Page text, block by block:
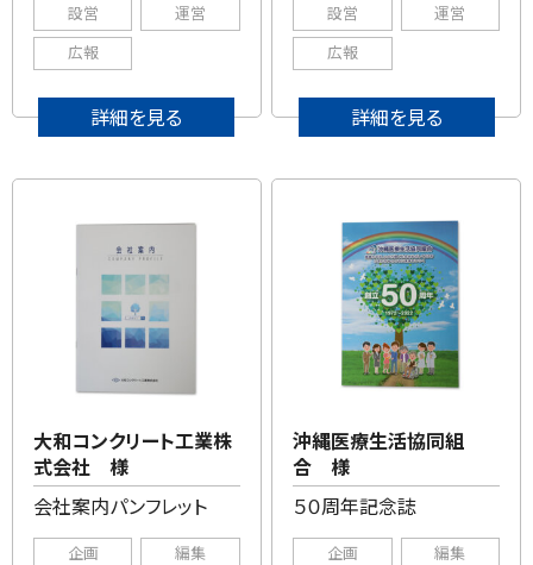
設営
運営
広報
詳細を見る
設営
運営
広報
詳細を見る
大和コンクリート工業株
式会社 様
会社案内パンフレット
企画
編集
沖縄医療生活協同組
合 様
５０周年記念誌
企画
編集